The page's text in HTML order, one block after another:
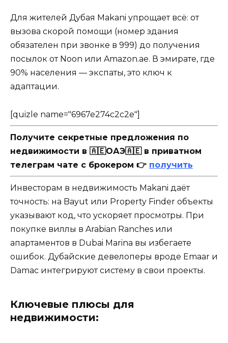
Для жителей Дубая Makani упрощает всё: от
вызова скорой помощи (номер здания
обязателен при звонке в 999) до получения
посылок от Noon или Amazon.ae. В эмирате, где
90% населения — экспаты, это ключ к
адаптации.
[quizle name="6967e274c2c2e"]
Получите секретные предложения по
недвижимости в 🇦🇪ОАЭ🇦🇪 в приватном
телеграм чате с брокером 👉 получить
Инвесторам в недвижимость Makani даёт
точность: на Bayut или Property Finder объекты
указывают код, что ускоряет просмотры. При
покупке виллы в Arabian Ranches или
апартаментов в Dubai Marina вы избегаете
ошибок. Дубайские девелоперы вроде Emaar и
Damac интегрируют систему в свои проекты.
Ключевые плюсы для
недвижимости: